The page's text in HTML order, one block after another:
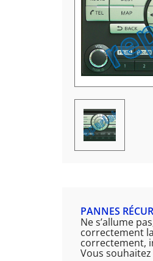
PANNES
Ne s’allume
correctement
correctement,
Vous